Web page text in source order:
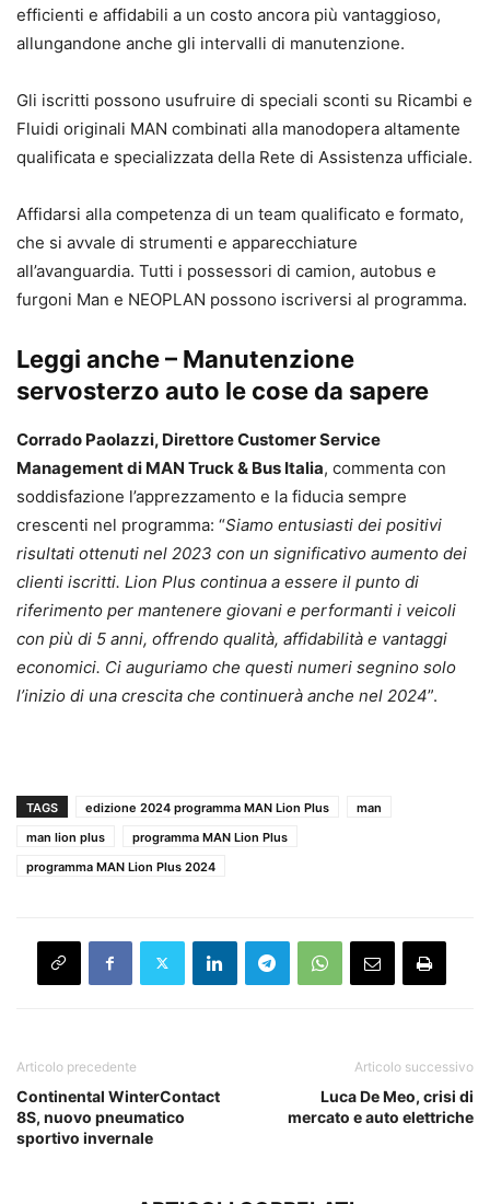
efficienti e affidabili a un costo ancora più vantaggioso,
allungandone anche gli intervalli di manutenzione.
Gli iscritti possono usufruire di speciali sconti su Ricambi e
Fluidi originali MAN combinati alla manodopera altamente
qualificata e specializzata della Rete di Assistenza ufficiale.
Affidarsi alla competenza di un team qualificato e formato,
che si avvale di strumenti e apparecchiature
all’avanguardia. Tutti i possessori di camion, autobus e
furgoni Man e NEOPLAN possono iscriversi al programma.
Leggi anche – Manutenzione
servosterzo auto le cose da sapere
Corrado Paolazzi, Direttore Customer Service
Management di MAN Truck & Bus Italia, commenta con
soddisfazione l’apprezzamento e la fiducia sempre
crescenti nel programma: “Siamo entusiasti dei positivi
risultati ottenuti nel 2023 con un significativo aumento dei
clienti iscritti. Lion Plus continua a essere il punto di
riferimento per mantenere giovani e performanti i veicoli
con più di 5 anni, offrendo qualità, affidabilità e vantaggi
economici. Ci auguriamo che questi numeri segnino solo
l’inizio di una crescita che continuerà anche nel 2024”.
TAGS edizione 2024 programma MAN Lion Plus
man
man lion plus
programma MAN Lion Plus
programma MAN Lion Plus 2024
Articolo precedente
Continental WinterContact
8S, nuovo pneumatico
sportivo invernale
Articolo successivo
Luca De Meo, crisi di
mercato e auto elettriche